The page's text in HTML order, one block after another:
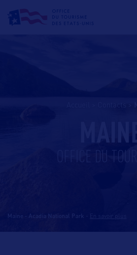
OFFICE DU
Maine - Acadia National Park